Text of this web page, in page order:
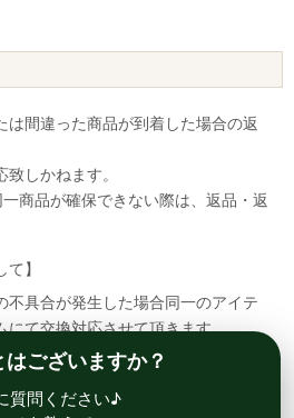
は間違った商品が到着した場合の返
しかねます。
商品が確保できない際は、返品・返
】
不具合が発生した場合同一のアイテ
にて交換対応させて頂きます。
返送して頂く必要が御座いますので
ございますか？
質問ください♪